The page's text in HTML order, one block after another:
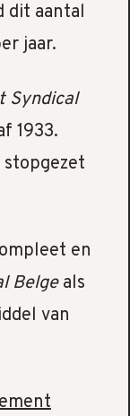
dit aantal
jaar.
Syndical
1933.
en
Belgeals
van